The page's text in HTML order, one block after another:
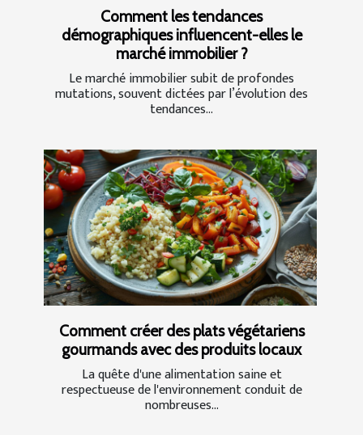
Comment les tendances
démographiques influencent-elles le
marché immobilier ?
Le marché immobilier subit de profondes
mutations, souvent dictées par l’évolution des
tendances...
Comment créer des plats végétariens
gourmands avec des produits locaux
La quête d'une alimentation saine et
respectueuse de l'environnement conduit de
nombreuses...